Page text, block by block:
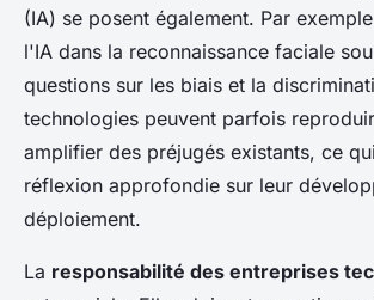
(IA) se posent également. Par
l'IA dans la reconnaissance faciale
questions sur les biais et la
technologies peuvent parfois
amplifier des préjugés existants, ce
réflexion approfondie sur leur
déploiement.
La responsabilité des entreprises